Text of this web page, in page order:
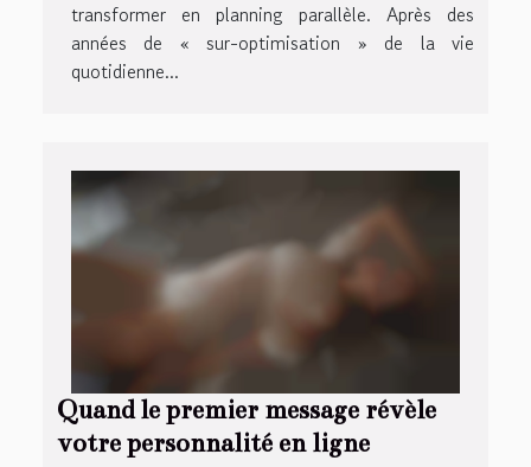
transformer en planning parallèle. Après des
années de « sur-optimisation » de la vie
quotidienne...
Quand le premier message révèle
votre personnalité en ligne